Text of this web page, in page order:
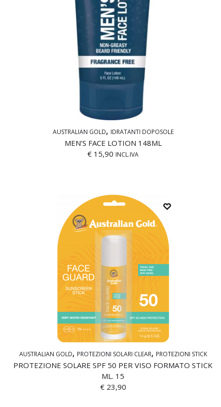
AUSTRALIAN GOLD IDRATANTI DOPOSOLE
MEN’S FACE LOTION 148ML
€ 15,90 INCL.IVA
AUSTRALIAN GOLD PROTEZIONI SOLARI CLEAR PROTEZIONI STICK
PROTEZIONE SOLARE SPF 50 PER VISO FORMATO STICK
ML. 15
€23,90